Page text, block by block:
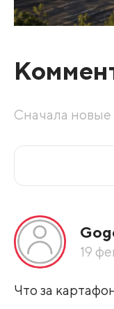
Сначала новые
По 19
Что за